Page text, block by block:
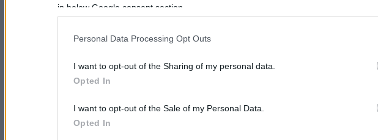
in below Google consent section.
Personal Data Processing Opt Outs
I want to opt-out of the Sharing of my personal data.
Opted In
I want to opt-out of the Sale of my Personal Data.
Opted In